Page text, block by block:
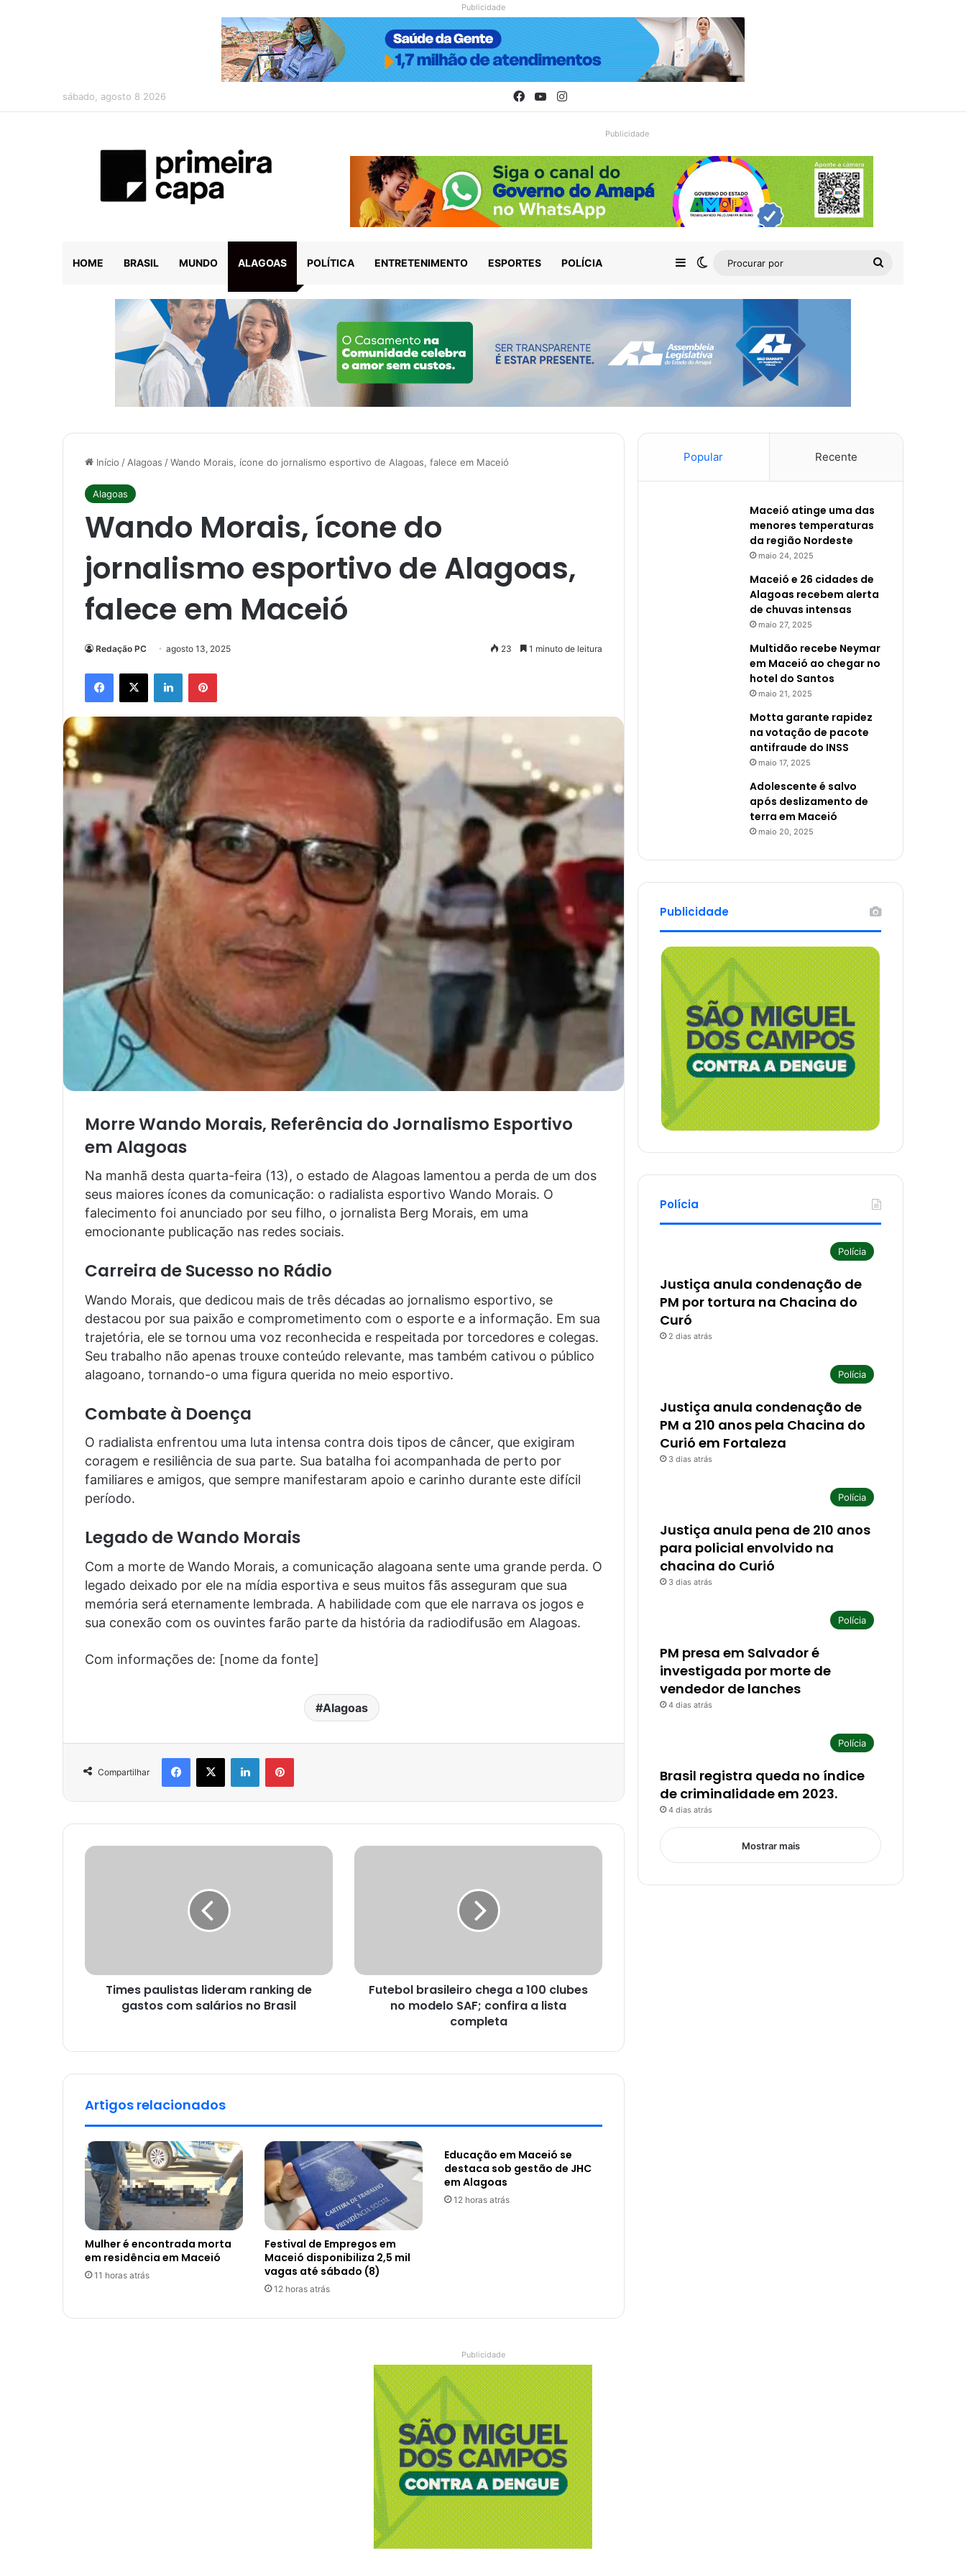
Publicidade
sábado, agosto 8 2026 Facebook
YouTubeInstagram
Publicidade
HOME BRASIL MUNDO ALAGOAS POLÍTICA ENTRETENIMENTO ESPORTES POLÍCIA Barra Lateral
Switch skin
Procurar
Início /Alagoas /Wando Morais, ícone do jornalismo esportivo de Alagoas, falece em Maceió
Alagoas
Wando Morais, ícone do
jornalismo esportivo de Alagoas,
falece em Maceió
Redação PC agosto 13, 2025 23 1 minuto de leitura
Facebook
X LinkedinPinterest
Morre Wando Morais, Referência do Jornalismo Esportivo
em Alagoas
Na manhã desta quarta-feira (13), o estado de Alagoas lamentou a perda de um dos
seus maiores ícones da comunicação: o radialista esportivo Wando Morais. O
falecimento foi anunciado por seu filho, o jornalista Berg Morais, em uma
emocionante publicação nas redes sociais.
Carreira de Sucesso no Rádio
Wando Morais, que dedicou mais de três décadas ao jornalismo esportivo, se
destacou por sua paixão e comprometimento com o esporte e a informação. Em sua
trajetória, ele se tornou uma voz reconhecida e respeitada por torcedores e colegas.
Seu trabalho não apenas trouxe conteúdo relevante, mas também cativou o público
alagoano, tornando-o uma figura querida no meio esportivo.
Combate à Doença
O radialista enfrentou uma luta intensa contra dois tipos de câncer, que exigiram
coragem e resiliência de sua parte. Sua batalha foi acompanhada de perto por
familiares e amigos, que sempre manifestaram apoio e carinho durante este difícil
período.
Legado de Wando Morais
Com a morte de Wando Morais, a comunicação alagoana sente uma grande perda. O
legado deixado por ele na mídia esportiva e seus muitos fãs asseguram que sua
memória será eternamente lembrada. A habilidade com que ele narrava os jogos e
sua conexão com os ouvintes farão parte da história da radiodifusão em Alagoas.
Com informações de: [nome da fonte]
Alagoas
Compartilhar
Facebook
X LinkedinPinterest
Times paulistas lideram ranking de
gastos com salários no Brasil
Futebol brasileiro chega a 100 clubes
no modelo SAF; confira a lista
completa
Artigos relacionados
Mulher é encontrada morta
em residência em Maceió
11 horas atrás
Festival de Empregos em
Maceió disponibiliza 2,5 mil
vagas até sábado (8)
12 horas atrás
Educação em Maceió se
destaca sob gestão de JHC
em Alagoas
12 horas atrás
Popular Recente
Maceió atinge uma das
menores temperaturas
da região Nordeste
maio 24, 2025
Maceió e 26 cidades de
Alagoas recebem alerta
de chuvas intensas
maio 27, 2025
Multidão recebe Neymar
em Maceió ao chegar no
hotel do Santos
maio 21, 2025
Motta garante rapidez
na votação de pacote
antifraude do INSS
maio 17, 2025
Adolescente é salvo
após deslizamento de
terra em Maceió
maio 20, 2025
Publicidade
Polícia
Polícia
Justiça anula condenação de
PM por tortura na Chacina do
Curó
2 dias atrás
Polícia
Justiça anula condenação de
PM a 210 anos pela Chacina do
Curió em Fortaleza
3 dias atrás
Polícia
Justiça anula pena de 210 anos
para policial envolvido na
chacina do Curió
3 dias atrás
Polícia
PM presa em Salvador é
investigada por morte de
vendedor de lanches
4 dias atrás
Polícia
Brasil registra queda no índice
de criminalidade em 2023.
4 dias atrás
Mostrar mais
Publicidade